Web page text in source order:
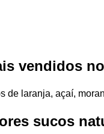
vendidos
de laranja, açaí,
sucos